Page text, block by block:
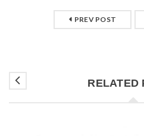
PREV POST
RELATED